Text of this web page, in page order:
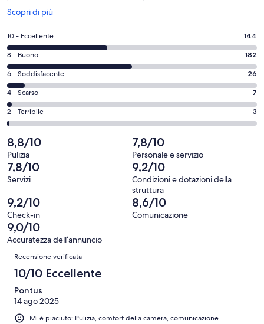
Scopri di più
Apertura
un’altra
finestra
Valutazione
di
10
-
Eccellente.
144
su
362
recensioni
10 - Eccellente 144
Valutazione
di
8
-
Buono.
182
362
recensioni
8 - Buono 182
Valutazione
di
6
-
Soddisfacente.
26
su
362
recensioni
6 - Soddisfacente 26
Valutazione
di
4
Scarso.
7
su
362
4 - Scarso 7
Valutazione
di
2
-
Terribile.
3
362
recensioni
2 - Terribile 3
8,8/10
Pulizia
7,8/10
Personale e servizio
7,8/10
Servizi
9,2/10
Condizioni e dotazioni della
struttura
9,2/10
Check-in
8,6/10
Comunicazione
9,0/10
Accuratezza dell’annuncio
Recensioni
Recensione verificata
10/10 Eccellente
Pontus
14 ago 2025
Mi è piaciuto: Pulizia, comfort della camera, comunicazione